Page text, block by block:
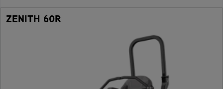
ZENITH 60R